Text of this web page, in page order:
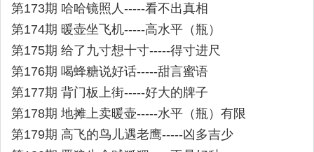
第173期 哈哈镜照人-----看不出真相
第174期 暖壶坐飞机-----高水平（瓶）
第175期 给了九寸想十寸-----得寸进尺
第176期 喝蜂糖说好话-----甜言蜜语
第177期 背门板上街-----好大的牌子
第178期 地摊上卖暖壶-----水平（瓶）有限
第179期 高飞的鸟儿遇老鹰-----凶多吉少